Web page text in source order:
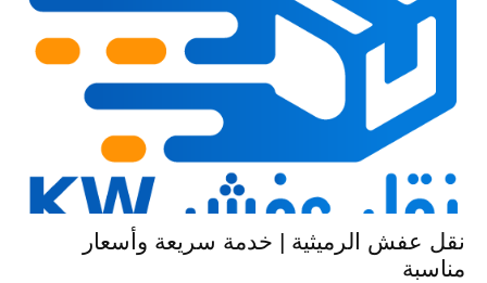
نقل عفش الرميثية | خدمة سريعة وأسعار
مناسبة